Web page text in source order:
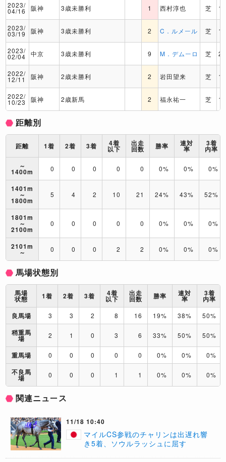
2023/
04/16 阪神 3歳未勝利 1 西村淳也 芝
2023/
03/19 阪神 3歳未勝利 2 C．ルメール 芝
2023/
02/04 中京 3歳未勝利 9 M．デムーロ 芝
2022/
12/11 阪神 2歳未勝利 2 岩田望来 芝
2022/
10/23 阪神 2歳新馬 2 福永祐一 芝
距離別
距離 1着 2着 3着 4着
以下
出走
回数 勝率 連対
率
3着
内率
～
1400m 0 0 0 0 0 0% 0% 0%
1401m
～
1800m
5 4 2 10 21 24% 43% 52%
1801m
～
2100m
0 0 0 0 0 0% 0% 0%
2101m
～ 0 0 0 2 2 0% 0% 0%
馬場状態別
馬場
状態 1着 2着 3着 4着
以下
出走
回数 勝率 連対
率
3着
内率
良馬場
3 3 2 8 16 19% 38% 50%
稍重馬
場 2 1 0 3 6 33% 50% 50%
重馬場 0 0 0 0 0 0% 0% 0%
不良馬
場 0 0 0 1 1 0% 0% 0%
関連ニュース
11/18 10:40
​マイルCS参戦のチャリンは出遅れ響
き5着、ソウルラッシュに屈す